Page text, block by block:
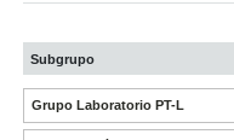
Subgrupo
Grupo Laboratorio PT-L